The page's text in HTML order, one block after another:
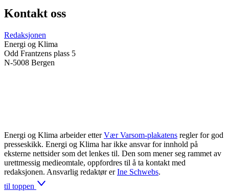
Kontakt oss
Redaksjonen
Energi og Klima
Odd Frantzens plass 5
N-5008 Bergen
Energi og Klima arbeider etter Vær Varsom-plakatens regler for god
presseskikk. Energi og Klima har ikke ansvar for innhold på
eksterne nettsider som det lenkes til. Den som mener seg rammet av
urettmessig medieomtale, oppfordres til å ta kontakt med
redaksjonen. Ansvarlig redaktør er Ine Schwebs.
til toppen